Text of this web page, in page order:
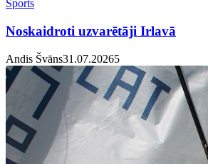
Sports
Noskaidroti uzvarētāji Irlavā
Andis Švāns31.07.20265